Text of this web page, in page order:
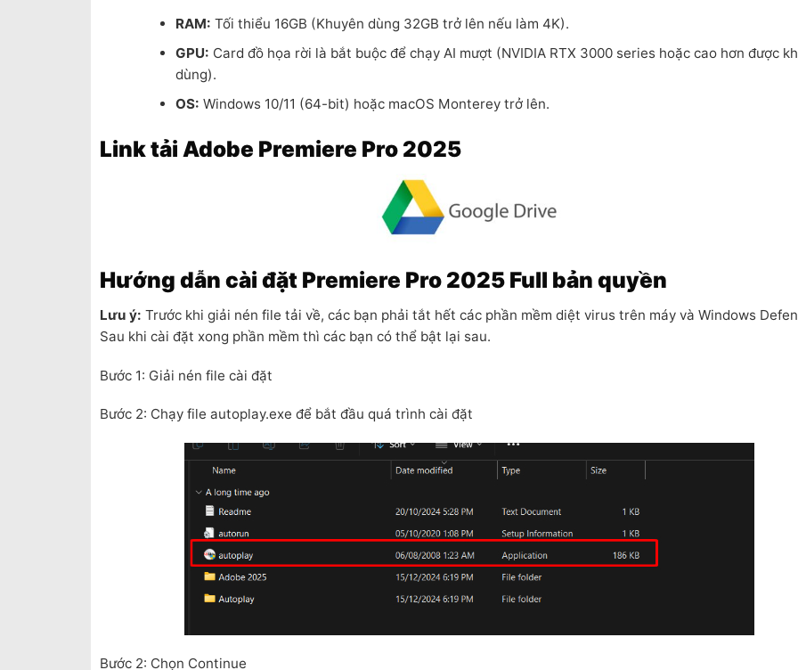
RAM: Tối thiểu 16GB (Khuyên dùng 32GB trở lên nếu làm 4K).
GPU: Card đồ họa rời là bắt buộc để chạy AI mượt (NVIDIA RTX 3000 series hoặc cao hơn được
dùng).
OS: Windows 10/11 (64-bit) hoặc macOS Monterey trở lên.
Link tải Adobe Premiere Pro 2025
Hướng dẫn cài đặt Premiere Pro 2025 Full bản quyền
Lưu ý: Trước khi giải nén file tải về, các bạn phải tắt hết các phần mềm diệt virus trên máy và Windows
Sau khi cài đặt xong phần mềm thì các bạn có thể bật lại sau.
Bước 1: Giải nén file cài đặt
Bước 2: Chạy file autoplay.exe để bắt đầu quá trình cài đặt
Bước 2: Chọn Continue